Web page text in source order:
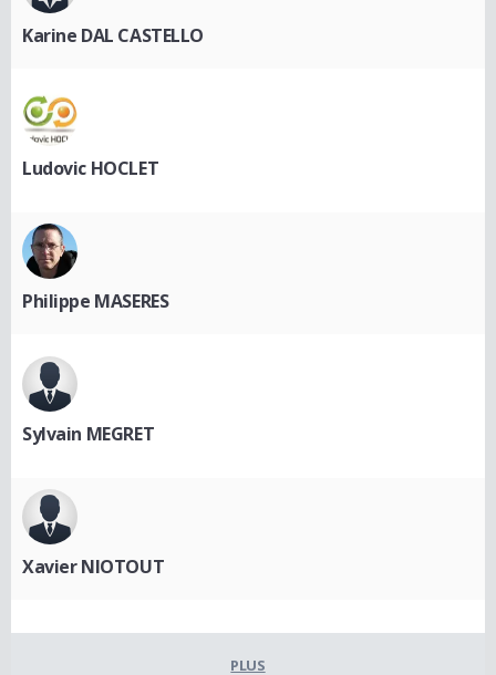
Karine DAL CASTELLO
Ludovic HOCLET
Philippe MASERES
Sylvain MEGRET
Xavier NIOTOUT
PLUS